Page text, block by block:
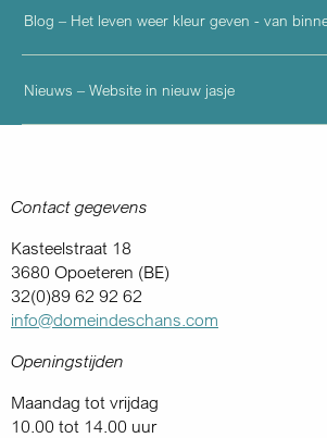
Blog – Het leven weer kleur geven - van
Nieuws – Website in nieuw jasje
Contact gegevens
Kasteelstraat 18
3680 Opoeteren (BE)
32(0)89 62 92 62
info@domeindeschans.com
Openingstijden
Maandag tot vrijdag
10.00 tot 14.00 uur